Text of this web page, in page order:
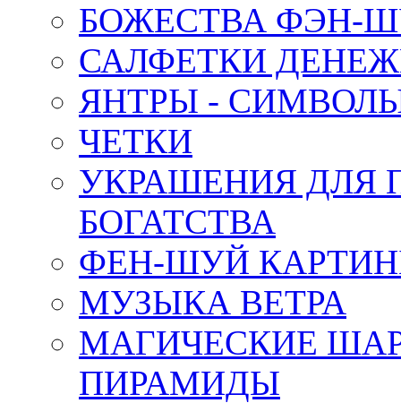
БОЖЕСТВА ФЭН-
САЛФЕТКИ
ЯНТРЫ -
ЧЕТКИ
УКРАШЕНИЯ ДЛЯ
БОГАТСТВА
ФЕН-ШУЙ
МУЗЫКА ВЕТРА
МАГИЧЕСКИЕ
ПИРАМИДЫ